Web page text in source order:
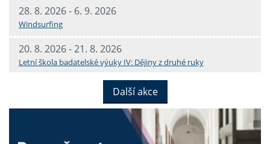
28. 8. 2026 - 6. 9. 2026
Windsurfing
20. 8. 2026 - 21. 8. 2026
Letní škola badatelské výuky IV: Dějiny z druhé ruky
Další akce